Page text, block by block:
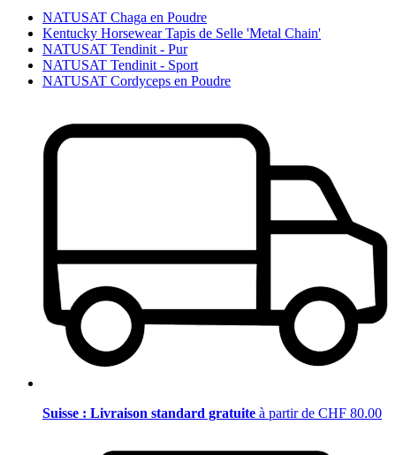
NATUSAT Chaga en Poudre
Kentucky Horsewear Tapis de Selle 'Metal Chain'
NATUSAT Tendinit - Pur
NATUSAT Tendinit - Sport
NATUSAT Cordyceps en Poudre
Suisse : Livraison standard gratuite à partir de CHF 80.00